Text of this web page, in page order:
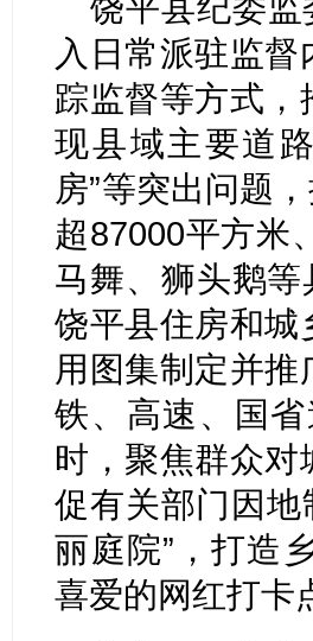
饶平县纪委监
入日常派驻监
踪监督等方式
现县域主要道
房”等突出问题
超87000平方米
马舞、狮头鹅等
饶平县住房和城
用图集制定并
铁、高速、国
时，聚焦群众
促有关部门因地
丽庭院”，打造
喜爱的网红打卡